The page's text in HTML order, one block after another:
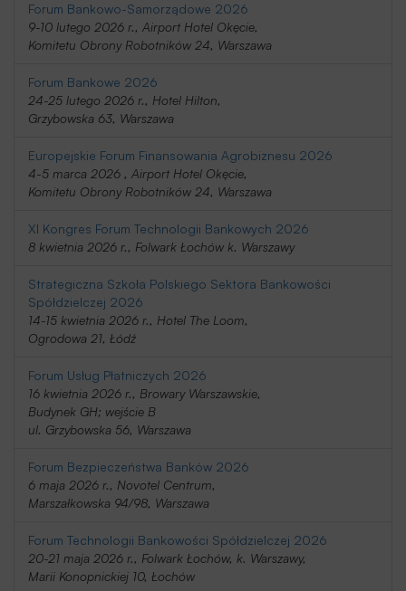
Forum Bankowo-Samorządowe 2026
9-10 lutego 2026 r., Airport Hotel Okęcie,
Komitetu Obrony Robotników 24, Warszawa
Forum Bankowe 2026
24-25 lutego 2026 r., Hotel Hilton,
Grzybowska 63, Warszawa
Europejskie Forum Finansowania Agrobiznesu 2026
4-5 marca 2026 , Airport Hotel Okęcie,
Komitetu Obrony Robotników 24, Warszawa
XI Kongres Forum Technologii Bankowych 2026
8 kwietnia 2026 r., Folwark Łochów k. Warszawy
Strategiczna Szkoła Polskiego Sektora Bankowości
Spółdzielczej 2026
14-15 kwietnia 2026 r., Hotel The Loom,
Ogrodowa 21, Łódź
Forum Usług Płatniczych 2026
16 kwietnia 2026 r., Browary Warszawskie,
Budynek GH; wejście B
ul. Grzybowska 56, Warszawa
Forum Bezpieczeństwa Banków 2026
6 maja 2026 r., Novotel Centrum,
Marszałkowska 94/98, Warszawa
Forum Technologii Bankowości Spółdzielczej 2026
20-21 maja 2026 r., Folwark Łochów, k. Warszawy,
Marii Konopnickiej 10, Łochów